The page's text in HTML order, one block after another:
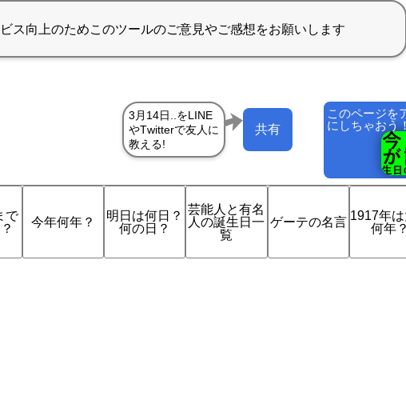
このページを
にしちゃおう
共有
で
今年何年？
明日は何日？
何の日？
芸能人と有名
人の誕生日一
覧
ゲーテの名言 1917年
何年？